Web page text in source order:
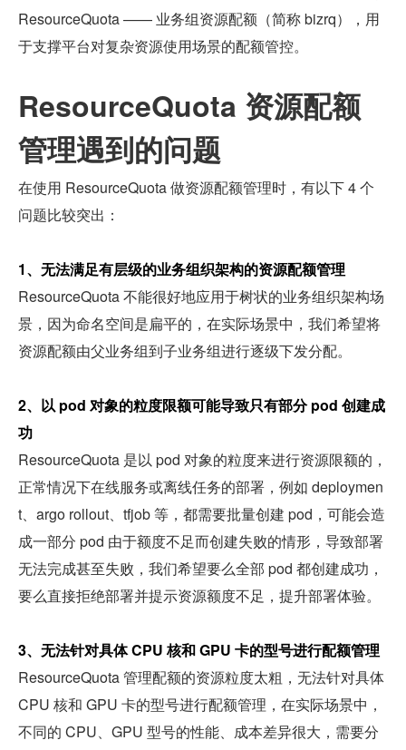
ResourceQuota —— 业务组资源配额（简称 bizrq），用
于支撑平台对复杂资源使用场景的配额管控。
ResourceQuota 资源配额
管理遇到的问题
在使用 ResourceQuota 做资源配额管理时，有以下 4 个
问题比较突出：
1、无法满足有层级的业务组织架构的资源配额管理
ResourceQuota 不能很好地应用于树状的业务组织架构场
景，因为命名空间是扁平的，在实际场景中，我们希望将
资源配额由父业务组到子业务组进行逐级下发分配。
2、以 pod 对象的粒度限额可能导致只有部分 pod 创建成
功
ResourceQuota 是以 pod 对象的粒度来进行资源限额的，
正常情况下在线服务或离线任务的部署，例如 deploymen
t、argo rollout、tfjob 等，都需要批量创建 pod，可能会造
成一部分 pod 由于额度不足而创建失败的情形，导致部署
无法完成甚至失败，我们希望要么全部 pod 都创建成功，
要么直接拒绝部署并提示资源额度不足，提升部署体验。
3、无法针对具体 CPU 核和 GPU 卡的型号进行配额管理
ResourceQuota 管理配额的资源粒度太粗，无法针对具体
CPU 核和 GPU 卡的型号进行配额管理，在实际场景中，
不同的 CPU、GPU 型号的性能、成本差异很大，需要分